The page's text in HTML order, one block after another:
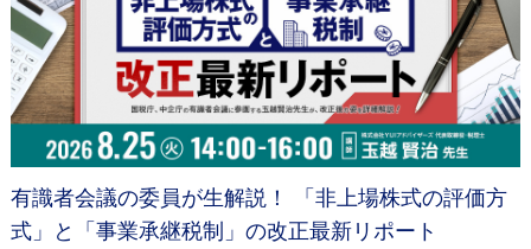
有識者会議の委員が生解説！ 「非上場株式の評価方
式」と「事業承継税制」の改正最新リポート